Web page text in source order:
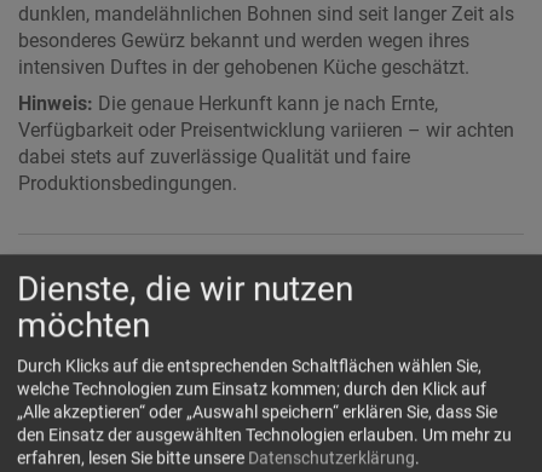
dunklen, mandelähnlichen Bohnen sind seit langer Zeit als
besonderes Gewürz bekannt und werden wegen ihres
intensiven Duftes in der gehobenen Küche geschätzt.
Hinweis: Die genaue Herkunft kann je nach Ernte,
Verfügbarkeit oder Preisentwicklung variieren – wir achten
dabei stets auf zuverlässige Qualität und faire
Produktionsbedingungen.
💚 Nährstoffe
Tonkabohnen werden nur in sehr kleinen Mengen
verwendet und sind vor allem wegen ihrer aromatischen
Pflanzenstoffe interessant. Besonders prägend ist
Cumarin, ein natürlicher Duft- und Aromastoff, der an
Vanille, Bittermandel, Heu, Süßholz und warme Gewürze
erinnert. Gerade dieses intensive Aromaprofil macht die
Dienste, die wir nutzen
möchten
Durch Klicks auf die entsprechenden Schaltflächen wählen Sie,
welche Technologien zum Einsatz kommen; durch den Klick auf
„Alle akzeptieren“ oder „Auswahl speichern“ erklären Sie, dass Sie
den Einsatz der ausgewählten Technologien erlauben. Um mehr zu
erfahren, lesen Sie bitte unsere Datenschutzerklärung.